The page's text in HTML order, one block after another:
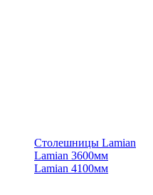
Столешницы Lamian
Lamian 3600мм
Lamian 4100мм